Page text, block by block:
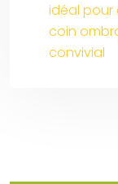
idéal pour
coin
convivial